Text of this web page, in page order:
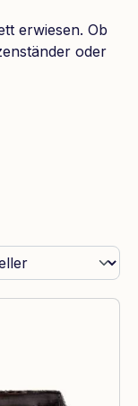
erwiesen. Ob
oder